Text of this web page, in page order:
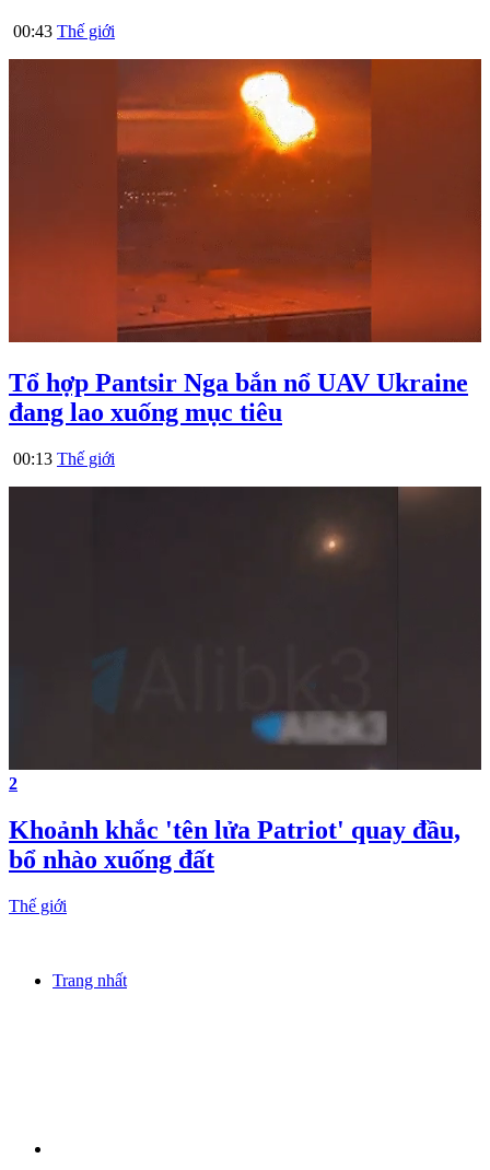
00:43 Thế giới
Tổ hợp Pantsir Nga bắn nổ UAV Ukraine
đang lao xuống mục tiêu
00:13 Thế giới
2
Khoảnh khắc 'tên lửa Patriot' quay đầu,
bổ nhào xuống đất
Thế giới
Trang nhất